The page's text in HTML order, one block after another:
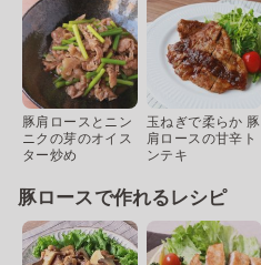
豚肩ロースとニン
ニクの芽のオイス
ター炒め
玉ねぎで柔らか 豚
肩ロースの甘辛ト
ンテキ
豚ロースで作れるレシピ